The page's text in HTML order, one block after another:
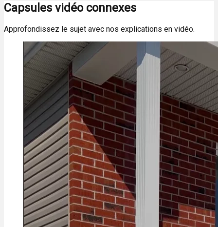
Capsules vidéo connexes
Approfondissez le sujet avec nos explications en vidéo.